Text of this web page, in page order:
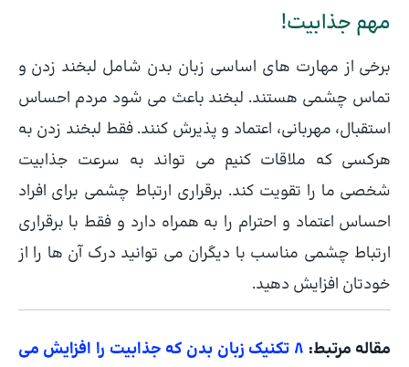
مهم جذابیت!
برخی از مهارت های اساسی زبان بدن شامل لبخند زدن و
تماس چشمی هستند. لبخند باعث می شود مردم احساس
استقبال، مهربانی، اعتماد و پذیرش کنند. فقط لبخند زدن به
هرکسی که ملاقات کنیم می تواند به سرعت جذابیت
شخصی ما را تقویت کند. برقراری ارتباط چشمی برای افراد
احساس اعتماد و احترام را به همراه دارد و فقط با برقراری
ارتباط چشمی مناسب با دیگران می توانید درک آن ها را از
خودتان افزایش دهید.
مقاله مرتبط:
8 تکنیک زبان بدن که جذابیت را افزایش می